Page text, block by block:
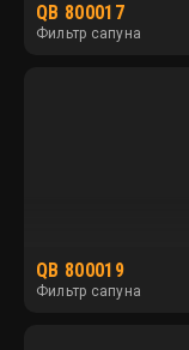
QB 800017
Фильтр сапуна
QB 800019
Фильтр сапуна